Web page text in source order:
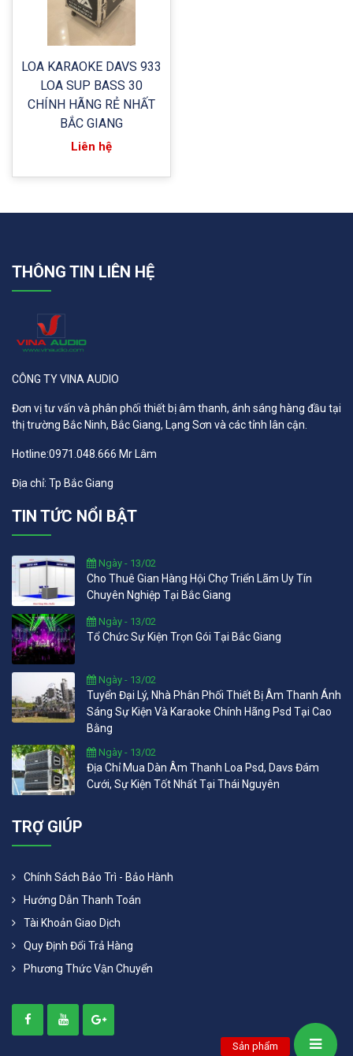
LOA KARAOKE DAVS 933
LOA SUP BASS 30
CHÍNH HÃNG RẺ NHẤT
BẮC GIANG
Liên hệ
THÔNG TIN LIÊN HỆ
CÔNG TY VINA AUDIO
Đơn vị tư vấn và phân phối thiết bị âm thanh, ánh sáng hàng đầu tại
thị trường Bắc Ninh, Bắc Giang, Lạng Sơn và các tỉnh lân cận.
Hotline:0971.048.666 Mr Lâm
Địa chỉ: Tp Bắc Giang
TIN TỨC NỔI BẬT
Ngày - 13/02
Cho Thuê Gian Hàng Hội Chợ Triển Lãm Uy Tín
Chuyên Nghiệp Tại Bắc Giang
Ngày - 13/02
Tổ Chức Sự Kiện Trọn Gói Tại Bắc Giang
Ngày - 13/02
Tuyển Đại Lý, Nhà Phân Phối Thiết Bị Âm Thanh Ánh
Sáng Sự Kiện Và Karaoke Chính Hãng Psd Tại Cao
Bằng
Ngày - 13/02
Địa Chỉ Mua Dàn Âm Thanh Loa Psd, Davs Đám
Cưới, Sự Kiện Tốt Nhất Tại Thái Nguyên
TRỢ GIÚP
Chính Sách Bảo Trì - Bảo Hành
Hướng Dẫn Thanh Toán
Tài Khoản Giao Dịch
Quy Định Đổi Trả Hàng
Phương Thức Vận Chuyển
Sản phẩm